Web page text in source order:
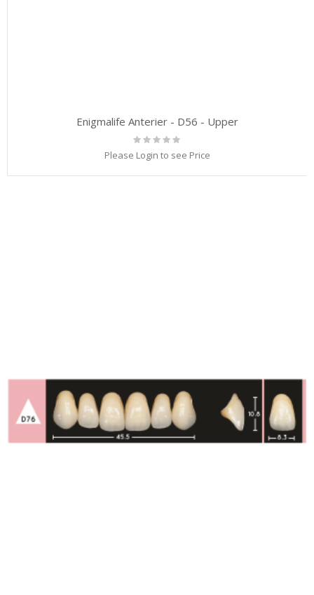
Enigmalife Anterier - D56 - Upper
Rating:
Please Login to see Price